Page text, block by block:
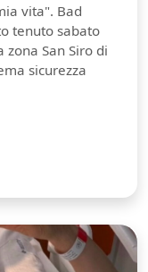
vita". Bad
tenuto sabato
San Siro di
sicurezza